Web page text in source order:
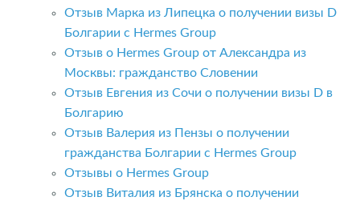
Отзыв Марка из Липецка о получении визы D
Болгарии с Hermes Group
Отзыв о Hermes Group от Александра из
Москвы: гражданство Словении
Отзыв Евгения из Сочи о получении визы D в
Болгарию
Отзыв Валерия из Пензы о получении
гражданства Болгарии с Hermes Group
Отзывы о Hermes Group
Отзыв Виталия из Брянска о получении